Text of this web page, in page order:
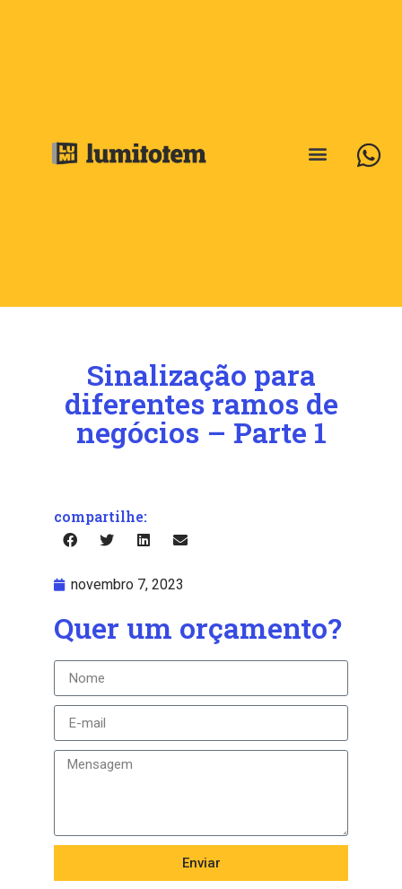
Sinalização para
diferentes ramos de
negócios – Parte 1
compartilhe:
novembro 7, 2023
Quer um orçamento?
Enviar